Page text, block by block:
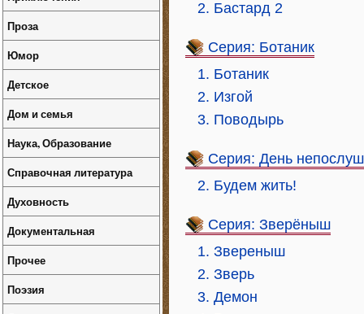
2. Бастард 2
Серия: Ботаник
1. Ботаник
2. Изгой
3. Поводырь
Серия: День
2. Будем жить!
Серия: Зверёныш
1. Звереныш
2. Зверь
3. Демон
Проза
Юмор
Детское
Дом и семья
Наука, Образование
Справочная литература
Духовность
Документальная
Прочее
Поэзия